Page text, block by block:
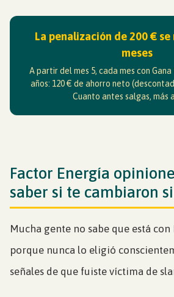
La penalización de 200 € se
meses
A partir del mes 5, cada mes con Gana
años: 120 € de ahorro neto
Cuanto antes salgas, más
Factor Energía
saber si te cambiaron
Mucha gente no sabe que está con
porque nunca lo eligió
señales de que fuiste víctima de